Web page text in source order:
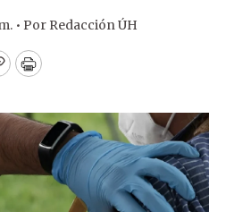
• Por Redacción ÚH
Print